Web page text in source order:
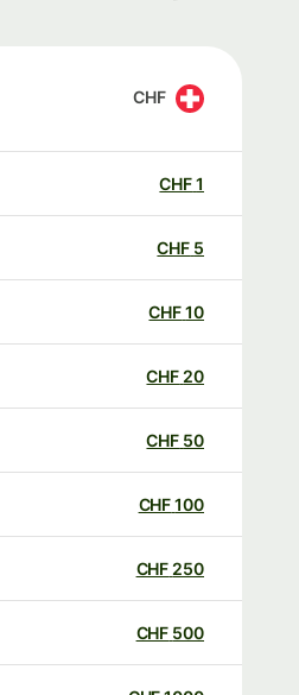
CHF
CHF
CHF
CHF
20
CHF
50
CHF
100
CHF
250
CHF
500
CHF